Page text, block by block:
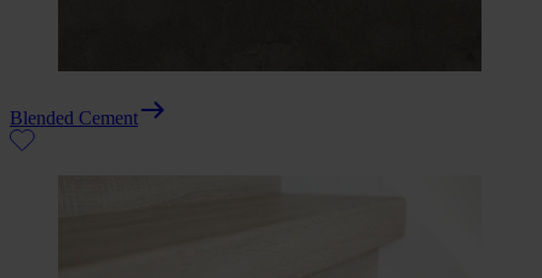
Blended Cement